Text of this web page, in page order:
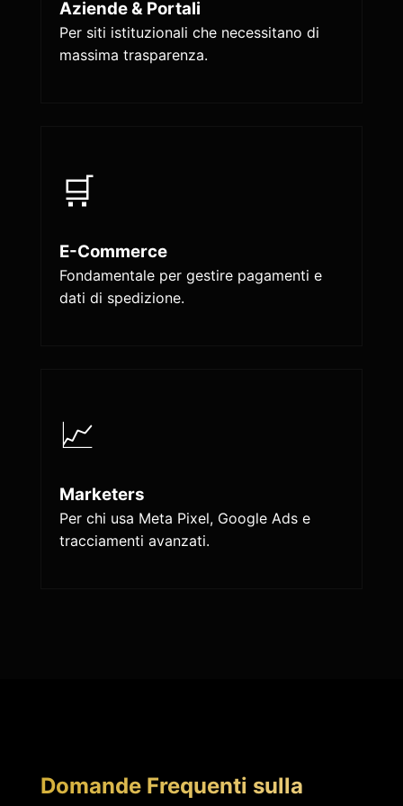
Aziende & Portali
Per siti istituzionali che necessitano di
massima trasparenza.
🛒
E-Commerce
Fondamentale per gestire pagamenti e
dati di spedizione.
📈
Marketers
Per chi usa Meta Pixel, Google Ads e
tracciamenti avanzati.
Domande Frequenti sulla